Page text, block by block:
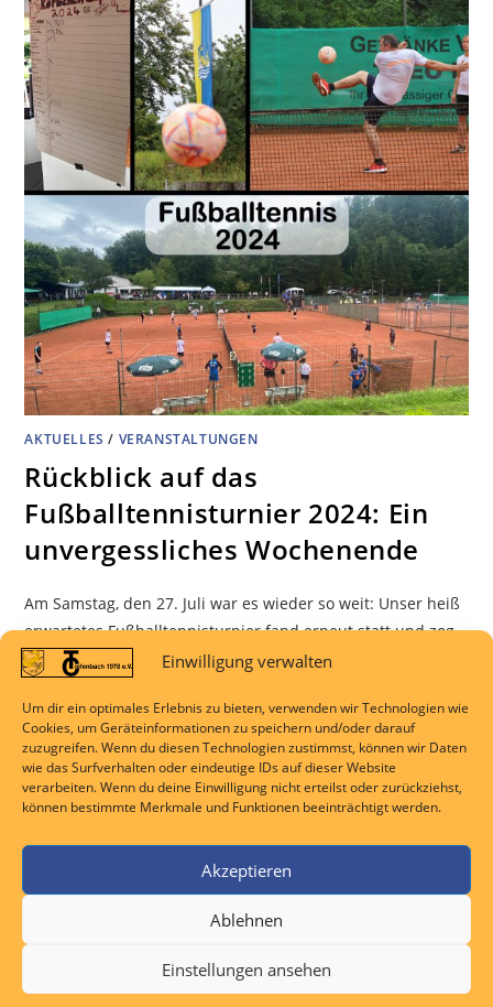
Einwilligung verwalten
Um dir ein optimales Erlebnis zu bieten, verwenden wir Technologien wie
Cookies, um Geräteinformationen zu speichern und/oder darauf
zuzugreifen. Wenn du diesen Technologien zustimmst, können wir Daten
wie das Surfverhalten oder eindeutige IDs auf dieser Website
verarbeiten. Wenn du deine Einwilligung nicht erteilst oder zurückziehst,
können bestimmte Merkmale und Funktionen beeinträchtigt werden.
Akzeptieren
Ablehnen
Einstellungen ansehen
AKTUELLES / VERANSTALTUNGEN
Rückblick auf das
Fußballtennisturnier 2024: Ein
unvergessliches Wochenende
Am Samstag, den 27. Juli war es wieder so weit: Unser heiß
erwartetes Fußballtennisturnier fand erneut statt und zog
zahlreiche Sportbegeisterte auf die Plätze. Dieses Jahr
traten in insgesamt 40 spannenden Gruppenspielen
gegeneinander an. Der Kampf um den begehrten
Fußballtennispokal und den…
Datenschutzerklärung